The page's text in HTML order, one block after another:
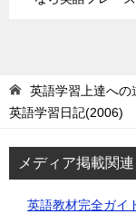
英語学習上達へ
英語学習日記(2006)
メディア掲載関連
英語教材完全ガイ